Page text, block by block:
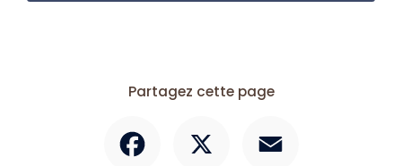
Partagez cette page